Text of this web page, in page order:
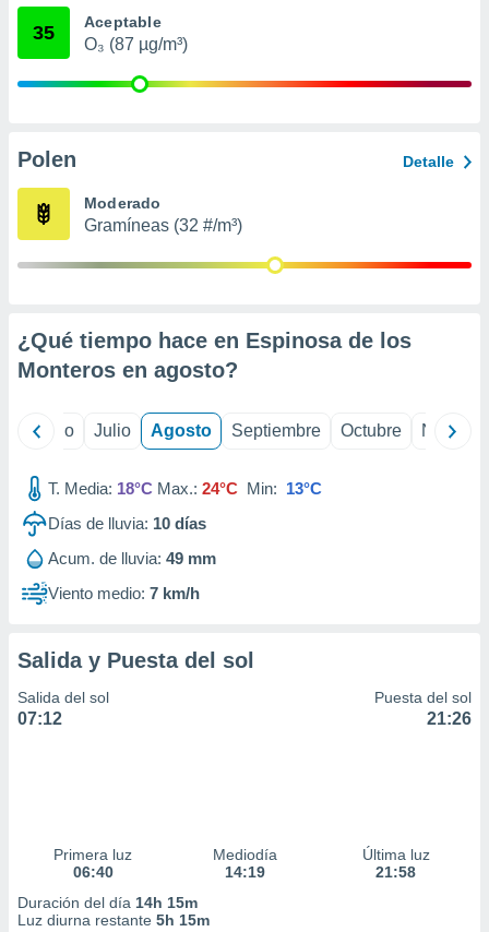
publicidad
de
1199
35 Aceptable
O₃ (87 µg/m³)
Polen Detalle
Moderado
Gramíneas (32 #/m³)
¿Qué tiempo hace en Espinosa de los
Monteros en agosto?
Junio Julio Agosto Septiembre Octubre
T. Media: 18°C Max.: 24°C Min: 13°C
Días de lluvia: 10 días
Acum. de lluvia: 49 mm
Viento medio: 7 km/h
Salida y Puesta del sol
Salida del sol
07:12
Puesta del sol
21:26
Primera luz
06:40
Mediodía
14:19
Última luz
21:58
Duración del día 14h 15m
Luz diurna restante 5h 15m